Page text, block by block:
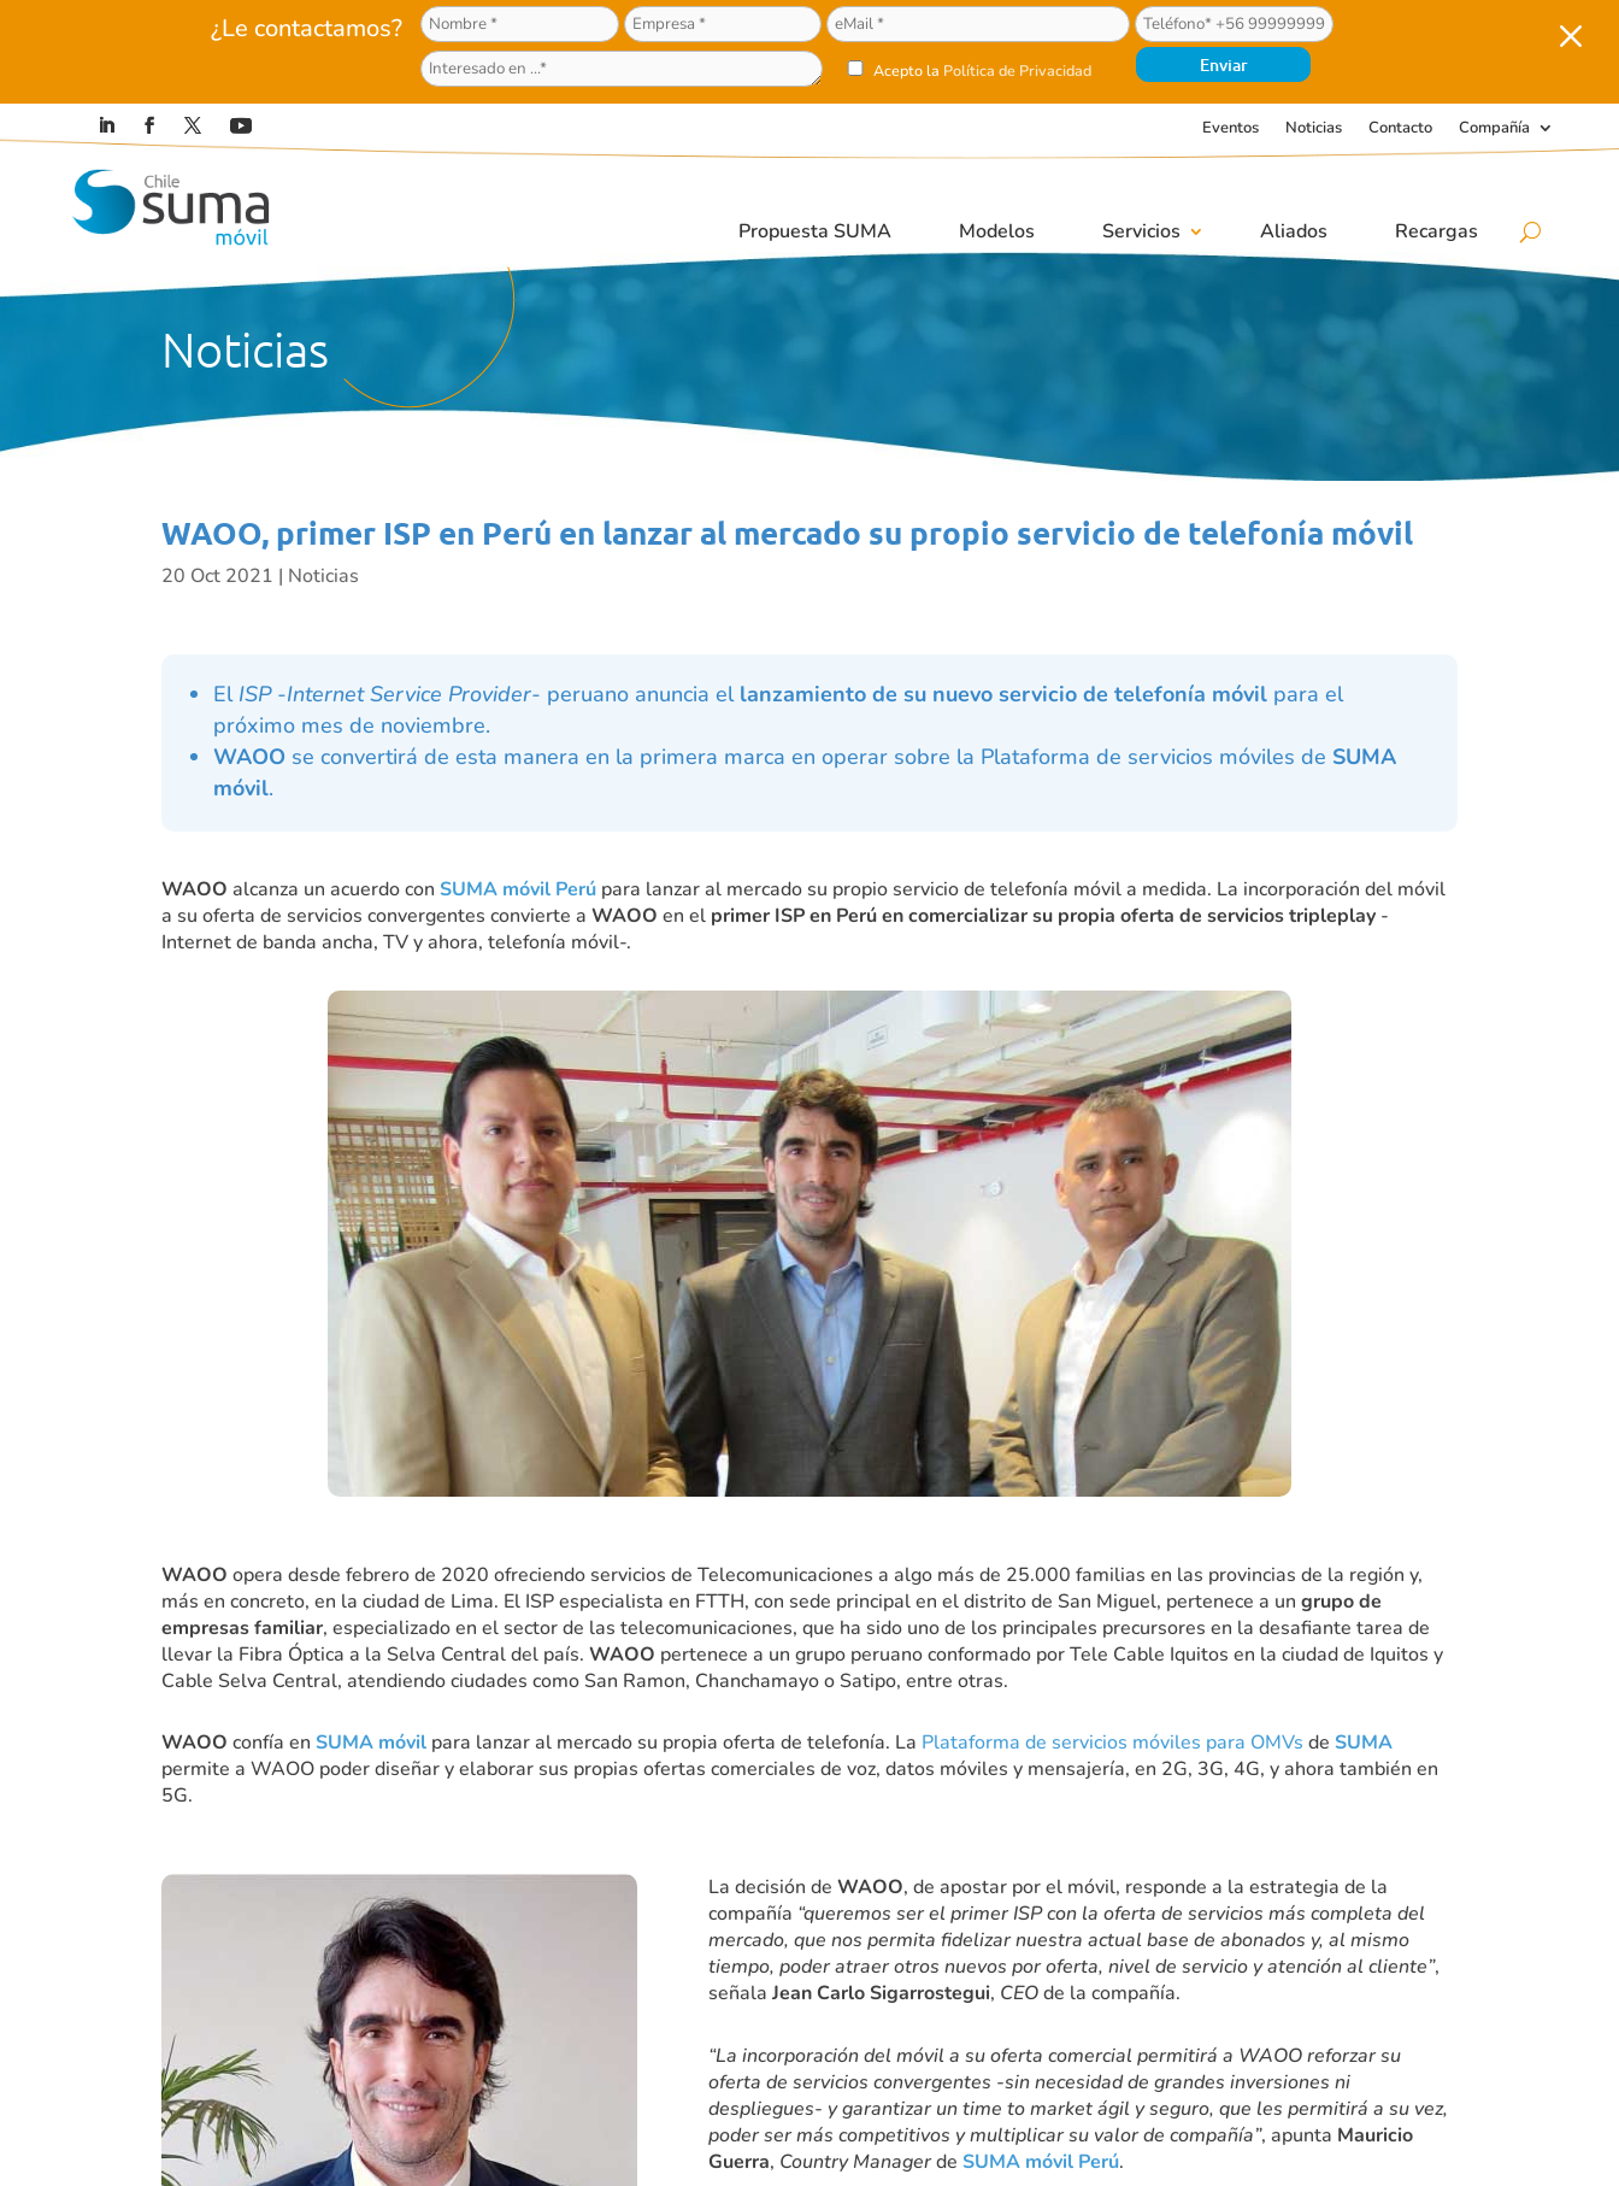
¿Le contactamos?
Acepto la Política de Privacidad
M
Eventos Noticias Contacto Compañía
Propuesta SUMA Modelos Servicios Aliados Recargas
Noticias
WAOO, primer ISP en Perú en lanzar al mercado su propio servicio de telefonía móvil
20 Oct 2021 | Noticias
El ISP -Internet Service Provider- peruano anuncia ellanzamiento de su nuevo servicio de telefonía móvil para el
próximo mes de noviembre.
WAOO se convertirá de esta manera en la primera marca en operar sobre la Plataforma de servicios móviles de SUMA
móvil.
WAOO alcanza un acuerdo conSUMA móvil Perú para lanzar al mercado su propio servicio de telefonía móvil a medida. La incorporación del móvil
a su oferta de servicios convergentes convierte aWAOO en el primer ISP en Perú en comercializar su propia oferta de servicios tripleplay -
Internet de banda ancha, TV y ahora, telefonía móvil-.
WAOO opera desde febrero de 2020 ofreciendo servicios de Telecomunicaciones a algo más de 25.000 familias en las provincias de la región y,
más en concreto, en la ciudad de Lima. El ISP especialista en FTTH, con sede principal en el distrito de San Miguel, pertenece a ungrupo de
empresas familiar, especializado en el sector de las telecomunicaciones, que ha sido uno de los principales precursores en la desafiante tarea de
llevar la Fibra Óptica a la Selva Central del país.WAOO pertenece a un grupo peruano conformado por Tele Cable Iquitos en la ciudad de Iquitos y
Cable Selva Central, atendiendo ciudades como San Ramon, Chanchamayo o Satipo, entre otras.
WAOO confía enSUMA móvil para lanzar al mercado su propia oferta de telefonía. La Plataforma de servicios móviles para OMVs deSUMA
permite a WAOO poder diseñar y elaborar sus propias ofertas comerciales de voz, datos móviles y mensajería, en 2G, 3G, 4G, y ahora también en
5G.
La decisión deWAOO, de apostar por el móvil, responde a la estrategia de la
compañía “queremos ser el primer ISP con la oferta de servicios más completa del
mercado, que nos permita fidelizar nuestra actual base de abonados y, al mismo
tiempo, poder atraer otros nuevos por oferta, nivel de servicio y atención al cliente”,
señalaJean Carlo Sigarrostegui, CEOde la compañía.
“La incorporación del móvil a su oferta comercial permitirá a WAOO reforzar su
oferta de servicios convergentes -sin necesidad de grandes inversiones ni
despliegues- y garantizar un time to market ágil y seguro, que les permitirá a su vez,
poder ser más competitivos y multiplicar su valor de compañía”, apunta Mauricio
Guerra, Country ManagerdeSUMA móvil Perú.